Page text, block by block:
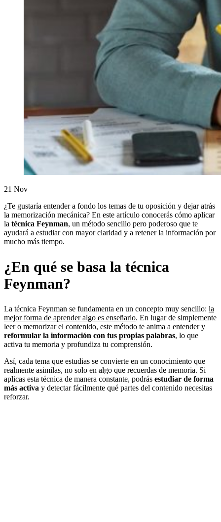
21 Nov
¿Te gustaría entender a fondo los temas de tu oposición y dejar atrás
la memorización mecánica? En este artículo conocerás cómo aplicar
la técnica Feynman, un método sencillo pero poderoso que te
ayudará a estudiar con mayor claridad y a retener la información por
mucho más tiempo.
¿En qué se basa la técnica
Feynman?
La técnica Feynman se fundamenta en un concepto muy sencillo: la
mejor forma de aprender algo es enseñarlo. En lugar de simplemente
leer o memorizar el contenido, este método te anima a entender y
reformular la información con tus propias palabras, lo que
activa tu memoria y profundiza tu comprensión.
Así, cada tema que estudias se convierte en un conocimiento que
realmente asimilas, no solo en algo que recuerdas de memoria. Si
aplicas esta técnica de manera constante, podrás estudiar de forma
más activa y detectar fácilmente qué partes del contenido necesitas
reforzar.